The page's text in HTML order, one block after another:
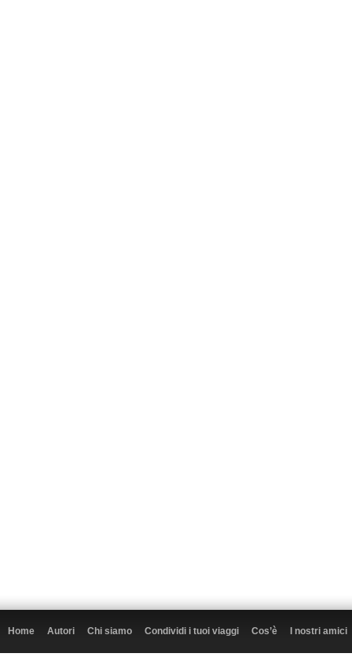
Home Autori Chi siamo Condividi i tuoi viaggi Cos’è I nostri amici